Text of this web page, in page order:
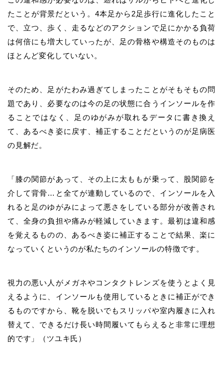
たことが背景だという。4本足から2足歩行に進化したこと
で、立つ、歩く、走るなどのアクションで足にかかる負荷
は何倍にも増大していったが、足の骨格や構造そのものは
ほとんど変化していない。
そのため、足がたわみ過ぎてしまったことがそもそもの問
題であり、必要なのは今の足の状態に合うインソールを作
ることではなく、足のゆがみが取れるデータに書き換え
て、あるべき姿に戻す、補正することだというのが足病医
の見解だ。
「膝の関節があって、その上に太ももが乗って、股関節を
介して背骨…と全てが連動しているので、インソールを入
れると足のゆがみによって悪さをしている部分が改善され
て、全身の負担や痛みが軽減していきます。最初は違和感
を覚えるものの、あるべき姿に補正することで結果、楽に
なっていくというのが私たちのインソールの特徴です。
視力の悪い人がメガネやコンタクトレンズを使うとよく見
えるように、インソールも使用しているときに補正ができ
るものですから、靴を脱いでもスリッパや室内履きに入れ
替えて、できるだけ長い時間履いてもらえると非常に理想
的です」（ツユキ氏）